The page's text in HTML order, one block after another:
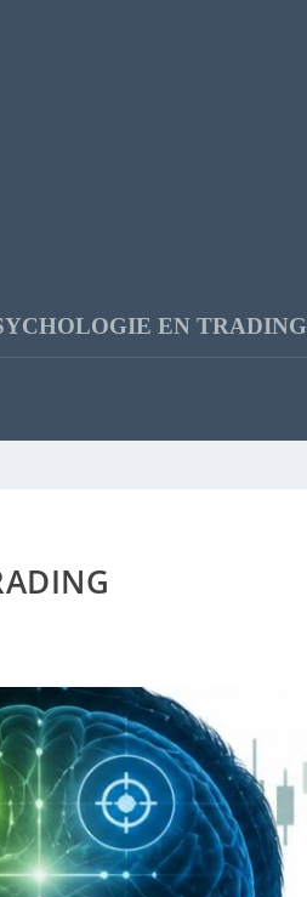
EN TRADING